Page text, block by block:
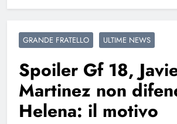
GRANDE FRATELLO ULTIME NEWS
Spoiler Gf 18,
Martinez non
Helena: il motivo